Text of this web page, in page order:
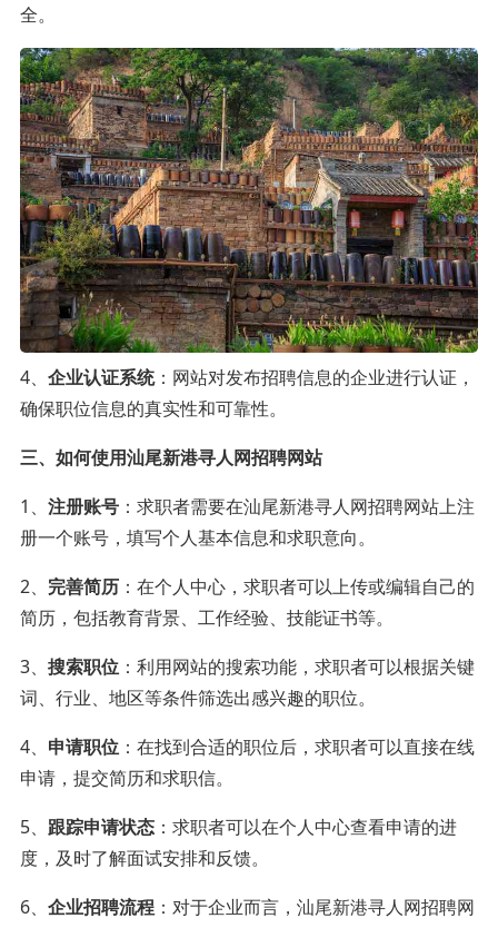
全。
4、 企业认证系统：网站对发布招聘信息的企业进行认证，
确保职位信息的真实性和可靠性。
三、如何使用汕尾新港寻人网招聘网站
1、 注册账号：求职者需要在汕尾新港寻人网招聘网站上注
册一个账号，填写个人基本信息和求职意向。
2、 完善简历：在个人中心，求职者可以上传或编辑自己的
简历，包括教育背景、工作经验、技能证书等。
3、 搜索职位：利用网站的搜索功能，求职者可以根据关键
词、行业、地区等条件筛选出感兴趣的职位。
4、 申请职位：在找到合适的职位后，求职者可以直接在线
申请，提交简历和求职信。
5、 跟踪申请状态：求职者可以在个人中心查看申请的进
度，及时了解面试安排和反馈。
6、 企业招聘流程：对于企业而言，汕尾新港寻人网招聘网